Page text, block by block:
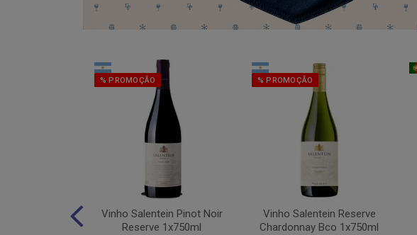
% PROMOÇÃO
Vinho Salentein Pinot Noir
Reserve 1x750ml
% PROMOÇÃO
Vinho Salentein Reserve
Chardonnay Bco 1x750ml